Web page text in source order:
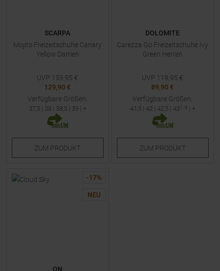
SCARPA
Mojito Freizeitschuhe Canary
Yellow Damen
UVP 159,95 €
129,90 €
Verfügbare Größen:
37,5 | 38 | 38,5 | 39 | +
ZUM PRODUKT
DOLOMITE
Carezza Go Freizeitschuhe Ivy
Green Herren
UVP 119,95 €
89,90 €
Verfügbare Größen:
41,5 | 42| 42,5 | 431/3 | +
ZUM PRODUKT
-17%
NEU
ON